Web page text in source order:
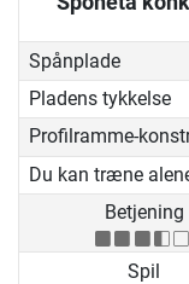
Spånplade
Pladens tykkelse
Profilramme-
Du kan træne
Betjening
Spil